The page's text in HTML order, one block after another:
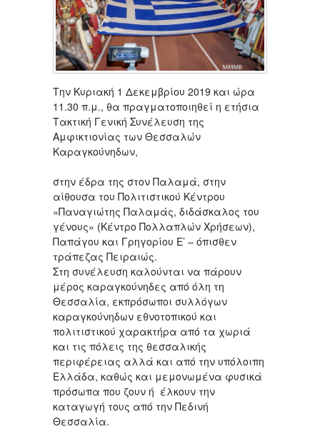
Την Κυριακή 1 Δεκεμβρίου 2019 και ώρα
11.30 π.μ., θα πραγματοποιηθεί η ετήσια
Τακτική Γενική Συνέλευση της
Αμφικτιονίας των Θεσσαλών
Καραγκούνηδων,
στην έδρα της στον Παλαμά, στην
αίθουσα του Πολιτιστικού Κέντρου
«Παναγιώτης Παλαμάς, διδάσκαλος του
γένους» (Κέντρο Πολλαπλών Χρήσεων),
Παπάγου και Γρηγορίου Ε’ – όπισθεν
τράπεζας Πειραιώς.
Στη συνέλευση καλούνται να πάρουν
μέρος καραγκούνηδες από όλη τη
Θεσσαλία, εκπρόσωποι συλλόγων
καραγκούνηδων εθνοτοπικού και
πολιτιστικού χαρακτήρα από τα χωριά
και τις πόλεις της θεσσαλικής
περιφέρειας αλλά και από την υπόλοιπη
Ελλάδα, καθώς και μεμονωμένα φυσικά
πρόσωπα που ζουν ή έλκουν την
καταγωγή τους από την Πεδινή
Θεσσαλία.